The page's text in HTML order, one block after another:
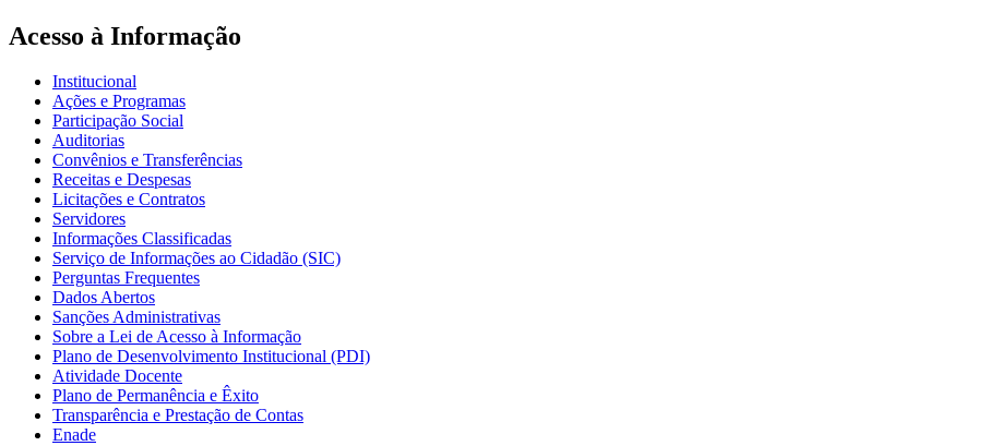
Acesso à Informação
Institucional
Ações e Programas
Participação Social
Auditorias
Convênios e Transferências
Receitas e Despesas
Licitações e Contratos
Servidores
Informações Classificadas
Serviço de Informações ao Cidadão (SIC)
Perguntas Frequentes
Dados Abertos
Sanções Administrativas
Sobre a Lei de Acesso à Informação
Plano de Desenvolvimento Institucional (PDI)
Atividade Docente
Plano de Permanência e Êxito
Transparência e Prestação de Contas
Enade